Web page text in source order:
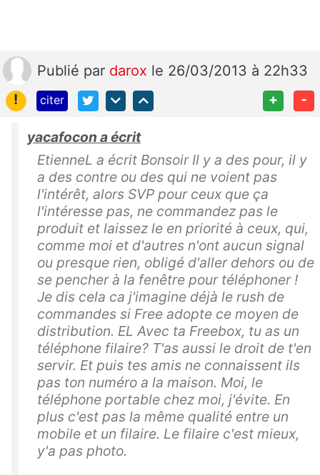
Publié par darox le 26/03/2013 à 22h33
!
citer + -
yacafocon a écrit
EtienneL a écrit Bonsoir Il y a des pour, il y
a des contre ou des qui ne voient pas
l'intérêt, alors SVP pour ceux que ça
l'intéresse pas, ne commandez pas le
produit et laissez le en priorité à ceux, qui,
comme moi et d'autres n'ont aucun signal
ou presque rien, obligé d'aller dehors ou de
se pencher à la fenêtre pour téléphoner !
Je dis cela ca j'imagine déjà le rush de
commandes si Free adopte ce moyen de
distribution. EL Avec ta Freebox, tu as un
téléphone filaire? T'as aussi le droit de t'en
servir. Et puis tes amis ne connaissent ils
pas ton numéro a la maison. Moi, le
téléphone portable chez moi, j'évite. En
plus c'est pas la même qualité entre un
mobile et un filaire. Le filaire c'est mieux,
y'a pas photo.